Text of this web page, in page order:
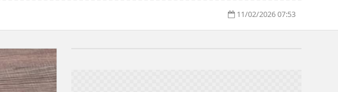
11/02/2026 07:53